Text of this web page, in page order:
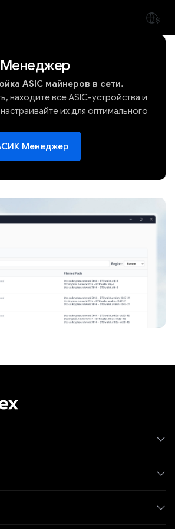
ASIC майнеров в сети.
находите все ASIC-устройства и
их для оптимального
Менеджер